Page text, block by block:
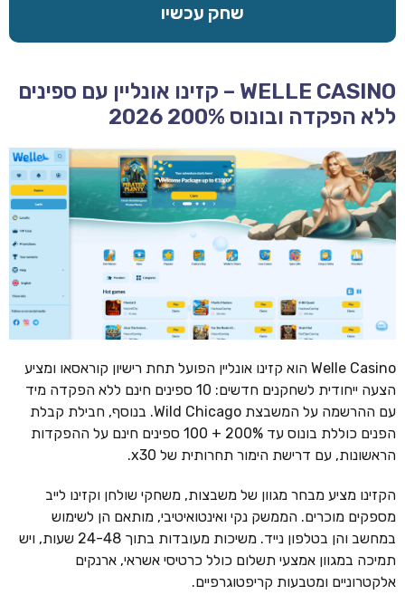
שחק עכשיו
WELLE CASINO – קזינו אונליין עם ספינים
ללא הפקדה ובונוס 200% 2026
Welle Casino הוא קזינו אונליין הפועל תחת רישיון קוראסאו ומציע
הצעה ייחודית לשחקנים חדשים: 10 ספינים חינם ללא הפקדה מיד
עם ההרשמה על המשבצת Wild Chicago. בנוסף, חבילת קבלת
הפנים כוללת בונוס עד 200% + 100 ספינים חינם על ההפקדות
הראשונות, עם דרישת הימור תחרותית של x30.
הקזינו מציע מבחר מגוון של משבצות, משחקי שולחן וקזינו לייב
מספקים מוכרים. הממשק נקי ואינטואיטיבי, מותאם הן לשימוש
במחשב והן בטלפון נייד. משיכות מעובדות בתוך 24-48 שעות, ויש
תמיכה במגוון אמצעי תשלום כולל כרטיסי אשראי, ארנקים
אלקטרוניים ומטבעות קריפטוגרפיים.